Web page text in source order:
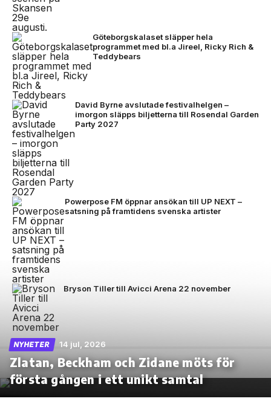
Göteborgskalaset släpper hela
programmet med bl.a Jireel, Ricky Rich &
Teddybears
David Byrne avslutade festivalhelgen –
imorgon släpps biljetterna till Rosendal Garden
Party 2027
Powerpose FM öppnar ansökan till UP NEXT –
satsning på framtidens svenska artister
Bryson Tiller till Avicci Arena 22 november
NYHETER 14 jul, 2026
Zlatan, Beckham och Zidane möts för
första gången i ett unikt samtal